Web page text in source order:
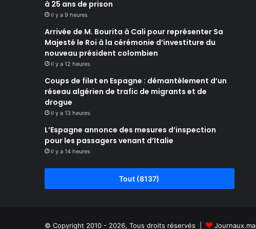
à 25 ans de prison
il y a 9 heures
Arrivée de M. Bourita à Cali pour représenter Sa
Majesté le Roi à la cérémonie d’investiture du
nouveau président colombien
il y a 12 heures
Coups de filet en Espagne : démantèlement d’un
réseau algérien de trafic de migrants et de
drogue
il y a 13 heures
L’Espagne annonce des mesures d’inspection
pour les passagers venant d’Italie
il y a 14 heures
Tout (8137)
© Copyright 2010 - 2026, Tous droits réservés | Journaux.ma